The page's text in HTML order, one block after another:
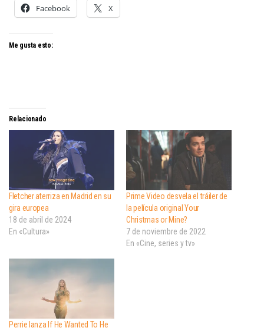
Facebook X
Me gusta esto:
Relacionado
Fletcher aterriza en Madrid en su
gira europea
18 de abril de 2024
En «Cultura»
Prime Video desvela el tráiler de
la película original Your
Christmas or Mine?
7 de noviembre de 2022
En «Cine, series y tv»
Perrie lanza If He Wanted To He